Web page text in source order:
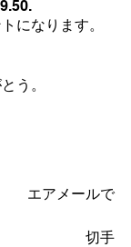
になります。
う。
エアメールで
切手